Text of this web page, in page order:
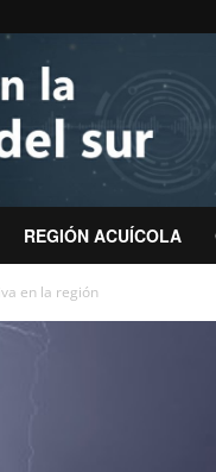
REGIÓN ACUÍCOLA
en la región